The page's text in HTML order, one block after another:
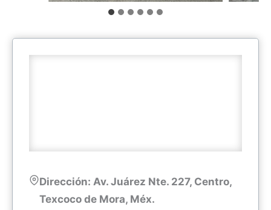
Dirección: Av. Juárez Nte. 227, Centro,
Texcoco de Mora, Méx.